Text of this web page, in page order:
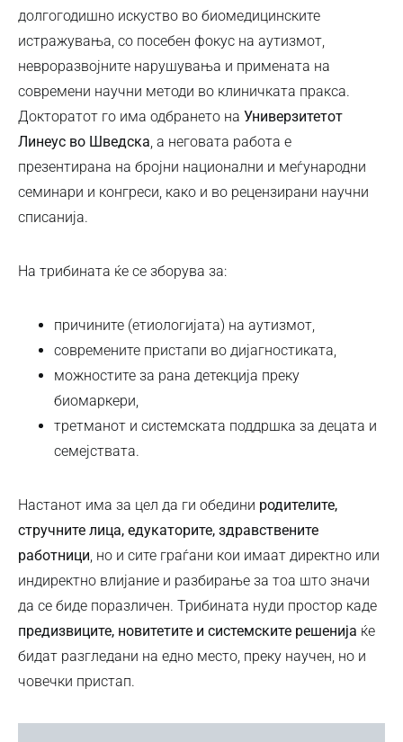
долгогодишно искуство во биомедицинските
истражувања, со посебен фокус на аутизмот,
невроразвојните нарушувања и примената на
современи научни методи во клиничката пракса.
Докторатот го има одбрането на Универзитетот
Линеус во Шведска , а неговата работа е
презентирана на бројни национални и меѓународни
семинари и конгреси, како и во рецензирани научни
списанија.
На трибината ќе се зборува за:
причините (етиологијата) на аутизмот,
современите пристапи во дијагностиката,
можностите за рана детекција преку
биомаркери,
третманот и системската поддршка за децата и
семејствата.
Настанот има за цел да ги обедини родителите,
стручните лица, едукаторите, здравствените
работници , но и сите граѓани кои имаат директно или
индиректно влијание и разбирање за тоа што значи
да се биде поразличен. Трибината нуди простор каде
предизвиците, новитетите и системските решенија ќе
бидат разгледани на едно место, преку научен, но и
човечки пристап.